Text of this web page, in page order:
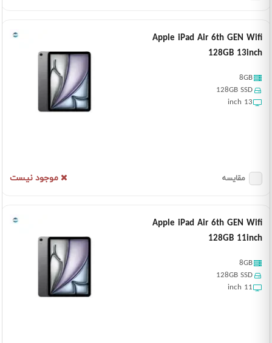
Apple iPad Air 6th GEN Wifi
128GB 13inch
8GB
128GB SSD
13 inch
موجود نیست مقایسه
Apple iPad Air 6th GEN Wifi
128GB 11inch
8GB
128GB SSD
11 inch